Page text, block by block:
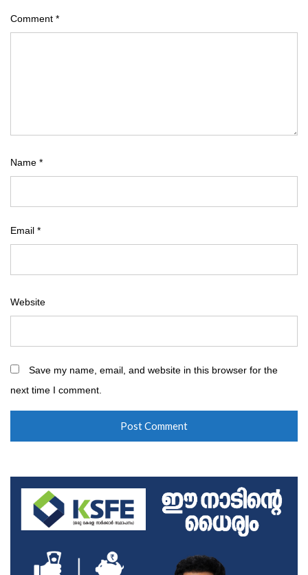
Comment *
Name *
Email *
Website
Save my name, email, and website in this browser for the
next time I comment.